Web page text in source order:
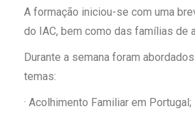
A formação iniciou-se com uma
do IAC, bem como das famílias de
Durante a semana foram
temas:
· Acolhimento Familiar em Portugal;